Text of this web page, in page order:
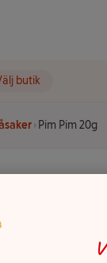
butik
Pim Pim 20g